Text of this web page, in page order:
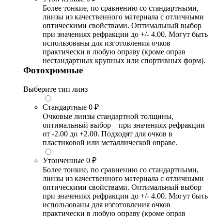
Более тонкие, по сравнению со стандартными,
линзы из качественного материала с отличными
оптическими свойствами. Оптимальный выбор
при значениях рефракции до +/- 4.00. Могут быть
использованы для изготовления очков
практически в любую оправу (кроме оправ
нестандартных крупных или спортивных форм).
Фотохромные
Выберите тип линз
Стандартные 0 ₽
Очковые линзы стандартной толщины,
оптимальный выбор – при значениях рефракции
от -2.00 до +2.00. Подходят для очков в
пластиковой или металлической оправе.
Утонченные 0 ₽
Более тонкие, по сравнению со стандартными,
линзы из качественного материала с отличными
оптическими свойствами. Оптимальный выбор
при значениях рефракции до +/- 4.00. Могут быть
использованы для изготовления очков
практически в любую оправу (кроме оправ